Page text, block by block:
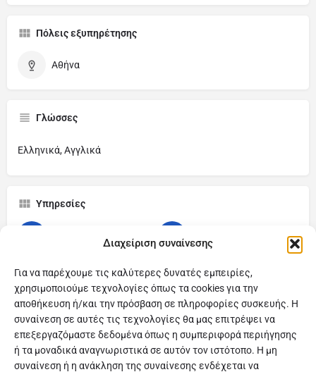
Διαχείριση συναίνεσης
Για να παρέχουμε τις καλύτερες δυνατές εμπειρίες,
χρησιμοποιούμε τεχνολογίες όπως τα cookies για την
αποθήκευση ή/και την πρόσβαση σε πληροφορίες συσκευής. Η
συναίνεση σε αυτές τις τεχνολογίες θα μας επιτρέψει να
επεξεργαζόμαστε δεδομένα όπως η συμπεριφορά περιήγησης
ή τα μοναδικά αναγνωριστικά σε αυτόν τον ιστότοπο. Η μη
συναίνεση ή η ανάκληση της συναίνεσης ενδέχεται να
Πόλεις εξυπηρέτησης
Αθήνα
Γλώσσες
Ελληνικά, Αγγλικά
Υπηρεσίες